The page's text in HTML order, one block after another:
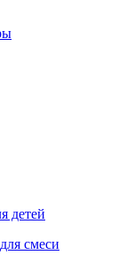
детей
смеси